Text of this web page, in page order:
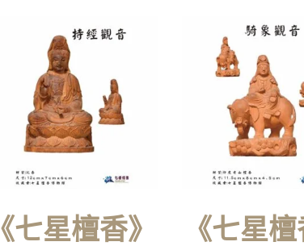
《七星檀香》
《七星檀